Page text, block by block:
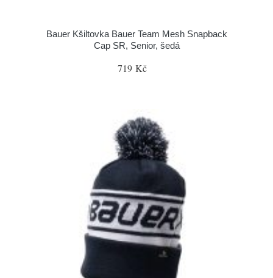
Bauer Kšiltovka Bauer Team Mesh Snapback
Cap SR, Senior, šedá
719 Kč